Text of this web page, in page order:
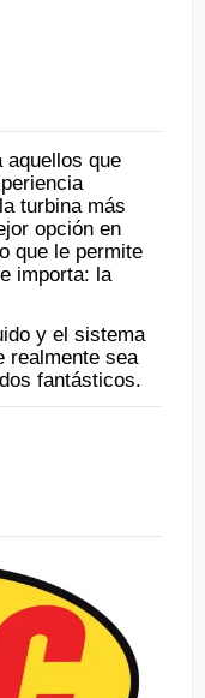
que
turbina más
opción en
que le permite
importa: la
y el sistema
realmente sea
fantásticos.